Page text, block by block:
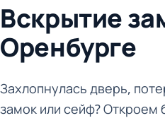
Вскрытие
Оренбурге
Захлопнулась дверь,
замок или сейф? Откроем